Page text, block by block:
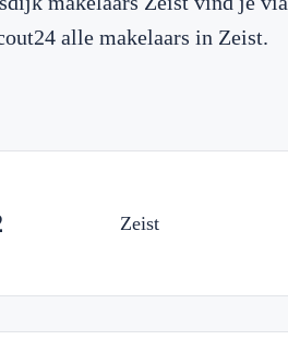
alle makelaars in Zeist.
Zeist